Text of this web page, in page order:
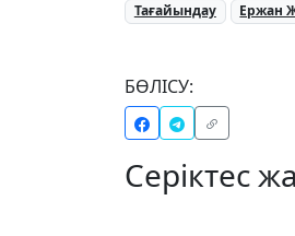
Тағайындау Ержан
БӨЛІСУ:
Серіктес